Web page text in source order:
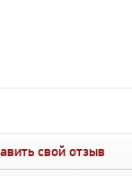
свой отзыв